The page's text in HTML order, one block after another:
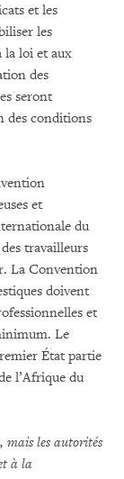
et les
les
la loi et aux
des
seront
des conditions
et
du
travailleurs
La Convention
doivent
et
Le
État partie
l’Afrique du
les autorités
à la